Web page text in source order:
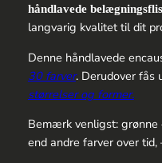
håndlavede
langvarig kvalitet til dit
Denne håndlavede
30 farver. Derudover fås
størrelser og former.
Bemærk venligst: grønne
end andre farver over tid,